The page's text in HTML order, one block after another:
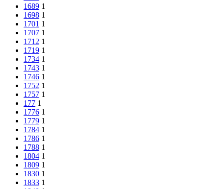
1689 1
1698 1
1701 1
1707 1
1712 1
1719 1
1734 1
1743 1
1746 1
1752 1
1757 1
177 1
1776 1
1779 1
1784 1
1786 1
1788 1
1804 1
1809 1
1830 1
1833 1